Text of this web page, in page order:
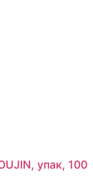
упак, 100